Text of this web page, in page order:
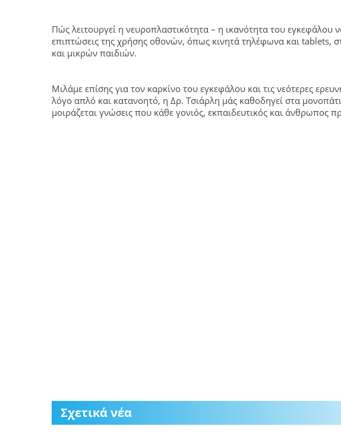
Πώς λειτουργεί η νευροπλαστικότητα – η ικανότητα του εγκεφάλου
επιπτώσεις της χρήσης οθονών, όπως κινητά τηλέφωνα και tablets,
και μικρών παιδιών.
Μιλάμε επίσης για τον καρκίνο του εγκεφάλου και τις νεότερες
λόγο απλό και κατανοητό, η Δρ. Τσιάρλη μάς καθοδηγεί στα
μοιράζεται γνώσεις που κάθε γονιός, εκπαιδευτικός και άνθρωπος
Σχετικά νέα